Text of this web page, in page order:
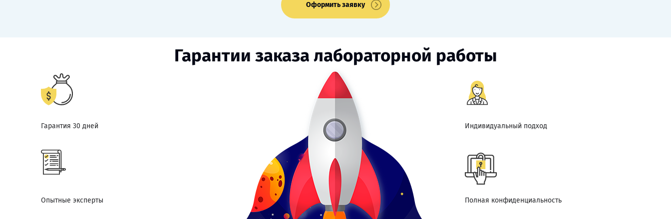
Оформить заявку
Гарантии заказа лабораторной работы
Гарантия 30 дней Индивидуальный подход
Опытные эксперты Полная конфиденциальность